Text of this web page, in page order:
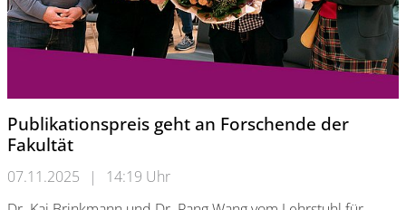
Publikationspreis geht an Forschende der
Fakultät
07.11.2025 |
14:19 Uhr